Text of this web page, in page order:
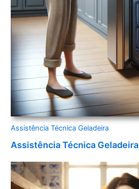
Assistência Técnica Geladeira
Assistência Técnica Geladeira